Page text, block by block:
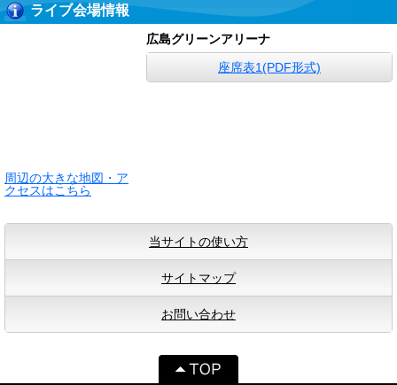
ライブ会場情報
周辺の大きな地図・ア
クセスはこちら
広島グリーンアリーナ
座席表1(PDF形式)
当サイトの使い方
サイトマップ
お問い合わせ